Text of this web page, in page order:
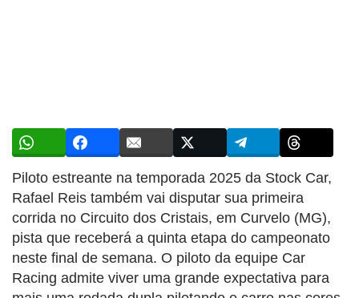
Piloto estreante na temporada 2025 da Stock Car,
Rafael Reis também vai disputar sua primeira
corrida no Circuito dos Cristais, em Curvelo (MG),
pista que receberá a quinta etapa do campeonato
neste final de semana. O piloto da equipe Car
Racing admite viver uma grande expectativa para